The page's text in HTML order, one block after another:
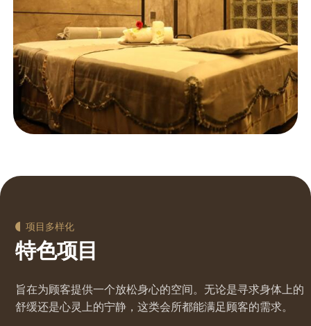
项目多样化
特色项目
旨在为顾客提供一个放松身心的空间。无论是寻求身体上的
舒缓还是心灵上的宁静，这类会所都能满足顾客的需求。